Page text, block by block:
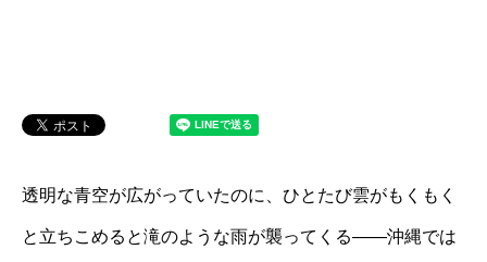
透明な青空が広がっていたのに、ひとたび雲がもくもく
と立ちこめると滝のような雨が襲ってくる――沖縄では